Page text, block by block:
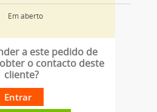
Em aberto
a este pedido de
o contacto deste
cliente?
Entrar